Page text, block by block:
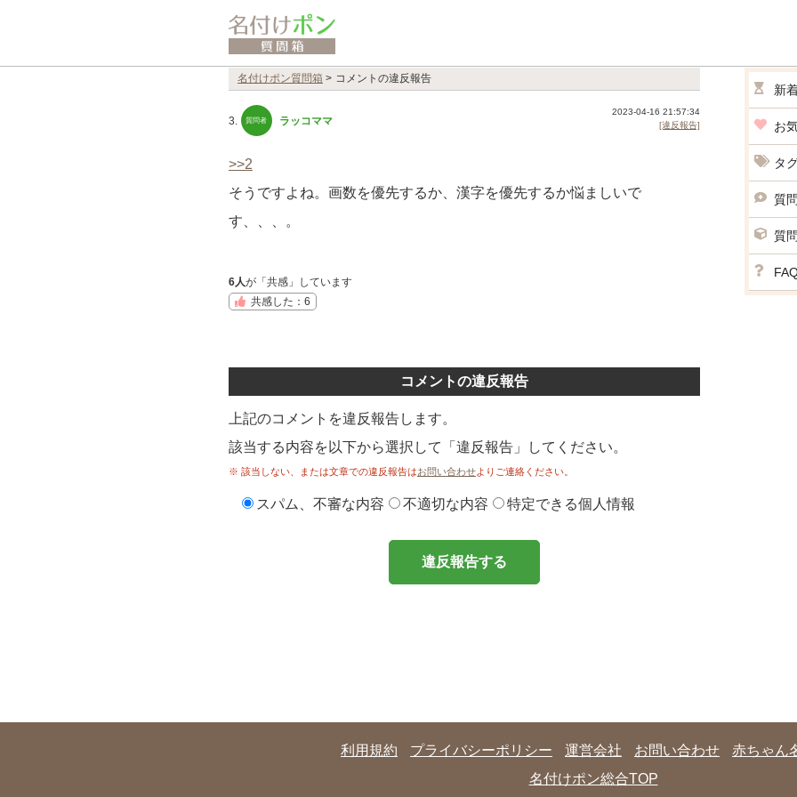
名付けポン質問箱 > コメントの違反報告
3. ラッコママ
2023-04-16 21:57:34
[違反報告]
>>2
そうですよね。画数を優先するか、漢字を優先するか悩ましいで
す、、、。
6人が「共感」しています
共感した：6
コメントの違反報告
上記のコメントを違反報告します。
該当する内容を以下から選択して「違反報告」してください。
※ 該当しない、または文章での違反報告はお問い合わせよりご連絡ください。
スパム、不審な内容 不適切な内容 特定できる個人情報
違反報告する
新
お
タ
質
質
利用規約 プライバシーポリシー 運営会社 お問い合わせ
赤ちゃん
名付けポン総合TOP